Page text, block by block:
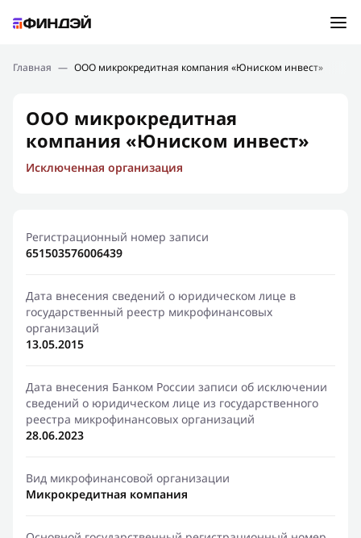
Подбор займа
Новости
Финансовое просвещение
Главная — ООО микрокредитная компания «Юниском инвест»
ООО микрокредитная
компания «Юниском инвест»
Исключенная организация
Регистрационный номер записи
651503576006439
Дата внесения сведений о юридическом лице в
государственный реестр микрофинансовых
организаций
13.05.2015
Дата внесения Банком России записи об исключении
сведений о юридическом лице из государственного
реестра микрофинансовых организаций
28.06.2023
Вид микрофинансовой организации
Микрокредитная компания
Ошибка:Контактная форма не найдена.
Спасибо, что написали нам
Мы свяжемся с Вами в ближайшее время и сообщим
результат
Отправить новый запрос